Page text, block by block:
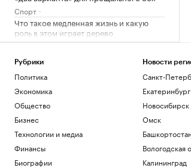
Спорт
Что такое медленная жизнь и какую
роль в этом играет дерево
РБК и Старквуд
Метеоролог рассказала о погоде в
Москве на выходных
Общество
Рубрики
Политика
Экономика
Общество
Бизнес
Технологии и медиа
Финансы
Биографии
Новости
Санкт-
Екатеринбург
Новосибирск
Омск
Башкортостан
Вологодская
Калининград